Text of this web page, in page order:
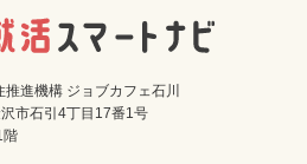
進機構 ジョブカフェ石川
市石引4丁目17番1号
階